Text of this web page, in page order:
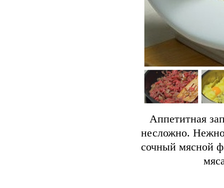
Аппетитная
несложно.
сочный мясной